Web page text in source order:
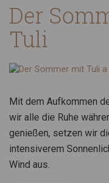
Der
Tuli
Mit dem Aufkommen
wir alle die Ruhe
genießen, setzen wir
intensiverem
Wind aus.